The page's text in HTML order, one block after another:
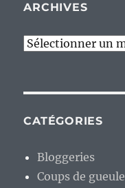
ARCHIVES
Archives
CATÉGORIES
Bloggeries
Coups de gueule